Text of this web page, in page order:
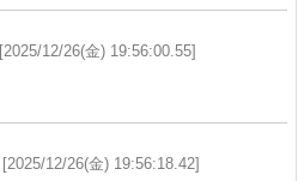
[2025/12/26(金) 19:56:00.55]
[2025/12/26(金) 19:56:18.42]